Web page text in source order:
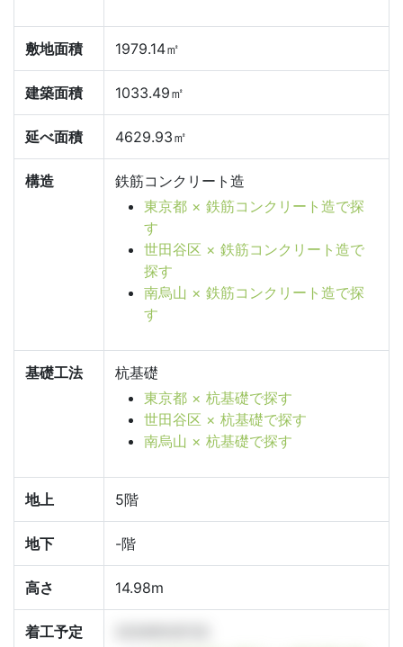
敷地面積 1979.14㎡
建築面積 1033.49㎡
延べ面積 4629.93㎡
構造
鉄筋コンクリート造
東京都 × 鉄筋コンクリート造で探
す
世田谷区 × 鉄筋コンクリート造で
探す
南烏山 × 鉄筋コンクリート造で探
す
基礎工法
杭基礎
東京都 × 杭基礎で探す
世田谷区 × 杭基礎で探す
南烏山 × 杭基礎で探す
地上 5階
地下 -階
高さ 14.98m
着工予定